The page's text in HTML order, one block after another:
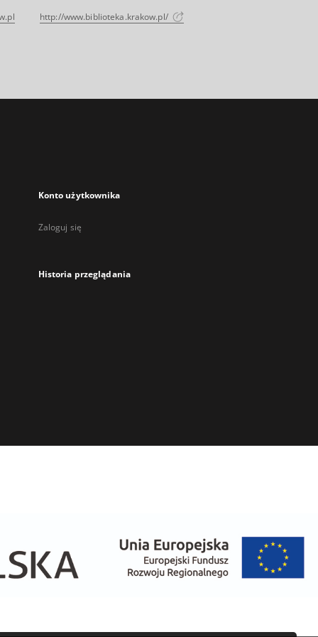
http://www.biblioteka.krakow.pl/
Konto użytkownika
Zaloguj się
Historia przeglądania